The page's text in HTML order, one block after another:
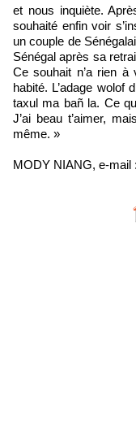
et nous inquiète.
souhaité enfin voir
un couple de
Sénégal après sa
Ce souhait n’a rien
habité. L’adage wolof
taxul ma bañ la. Ce
J’ai beau t’aimer,
même. »
MODY NIANG, e-mail